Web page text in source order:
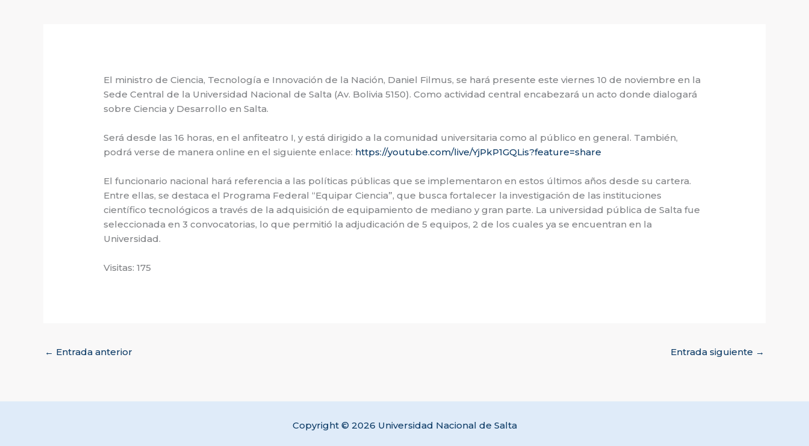
El ministro de Ciencia, Tecnología e Innovación de la Nación, Daniel Filmus, se hará presente este viernes 10 de noviembre en la
Sede Central de la Universidad Nacional de Salta (Av. Bolivia 5150). Como actividad central encabezará un acto donde dialogará
sobre Ciencia y Desarrollo en Salta.
Será desde las 16 horas, en el anfiteatro I, y está dirigido a la comunidad universitaria como al público en general. También,
podrá verse de manera online en el siguiente enlace: https://youtube.com/live/YjPkP1GQLis?feature=share
El funcionario nacional hará referencia a las políticas públicas que se implementaron en estos últimos años desde su cartera.
Entre ellas, se destaca el Programa Federal “Equipar Ciencia”, que busca fortalecer la investigación de las instituciones
científico tecnológicos a través de la adquisición de equipamiento de mediano y gran parte. La universidad pública de Salta fue
seleccionada en 3 convocatorias, lo que permitió la adjudicación de 5 equipos, 2 de los cuales ya se encuentran en la
Universidad.
Visitas: 175
← Entrada anterior Entrada siguiente →
Copyright © 2026 Universidad Nacional de Salta